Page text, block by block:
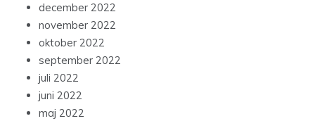
december 2022
november 2022
oktober 2022
september 2022
juli 2022
juni 2022
maj 2022